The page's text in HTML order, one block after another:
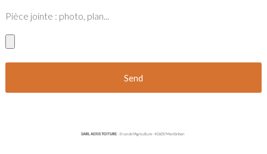
Pièce jointe : photo, plan...